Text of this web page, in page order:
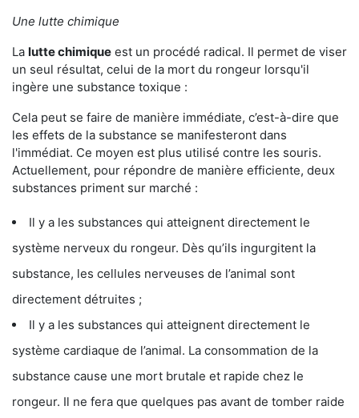
Une lutte chimique
La lutte chimique est un procédé radical. Il permet de viser
un seul résultat, celui de la mort du rongeur lorsqu'il
ingère une substance toxique :
Cela peut se faire de manière immédiate, c’est-à-dire que
les effets de la substance se manifesteront dans
l'immédiat. Ce moyen est plus utilisé contre les souris.
Actuellement, pour répondre de manière efficiente, deux
substances priment sur marché :
Il y a les substances qui atteignent directement le
système nerveux du rongeur. Dès qu’ils ingurgitent la
substance, les cellules nerveuses de l’animal sont
directement détruites ;
Il y a les substances qui atteignent directement le
système cardiaque de l’animal. La consommation de la
substance cause une mort brutale et rapide chez le
rongeur. Il ne fera que quelques pas avant de tomber raide